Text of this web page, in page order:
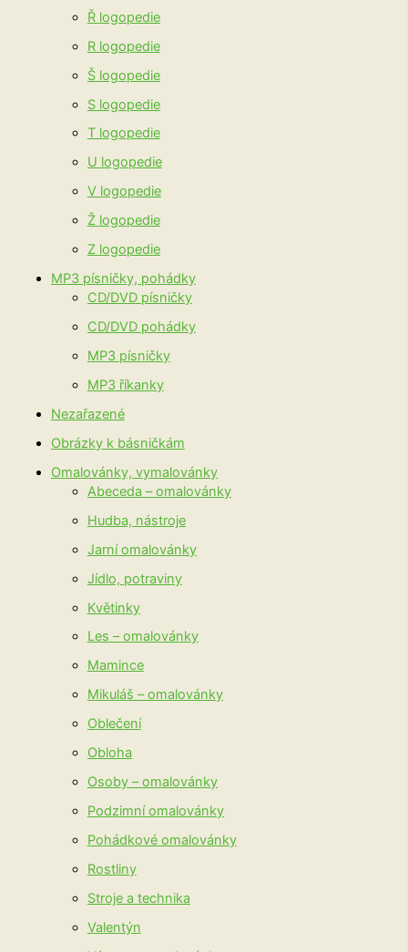
Ř logopedie
R logopedie
Š logopedie
S logopedie
T logopedie
U logopedie
V logopedie
Ž logopedie
Z logopedie
MP3 písničky, pohádky
CD/DVD písničky
CD/DVD pohádky
MP3 písničky
MP3 říkanky
Nezařazené
Obrázky k básničkám
Omalovánky, vymalovánky
Abeceda – omalovánky
Hudba, nástroje
Jarní omalovánky
Jídlo, potraviny
Květinky
Les – omalovánky
Mamince
Mikuláš – omalovánky
Oblečení
Obloha
Osoby – omalovánky
Podzimní omalovánky
Pohádkové omalovánky
Rostliny
Stroje a technika
Valentýn